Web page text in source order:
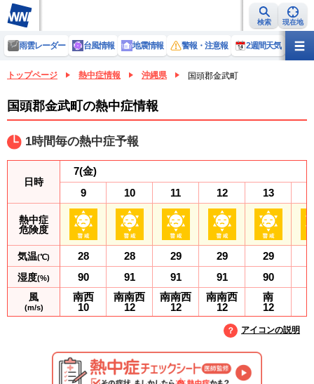
検索 現在地
雨雲レーダー 台風情報 地震情報 警報・注意報 2週間天気 ラ
トップページ 熱中症情報 沖縄県 国頭郡金武町
国頭郡金武町の熱中症情報
1時間毎の熱中症予報
日時
熱中症
危険度
気温(℃)
湿度(%)
風
(m/s)
7(金)
9
28
90
南西
10
10
28
91
南南西
12
11
29
91
南南西
12
12
29
91
南南西
12
13
29
90
南
12
アイコンの説明